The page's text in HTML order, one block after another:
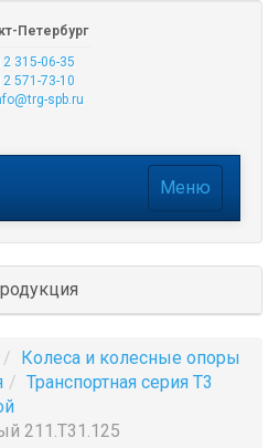
Петербург
315-06-35
571-73-10
spb.ru
Меню
Колеса и колесные опоры
Транспортная серия T3
211.Т31.125